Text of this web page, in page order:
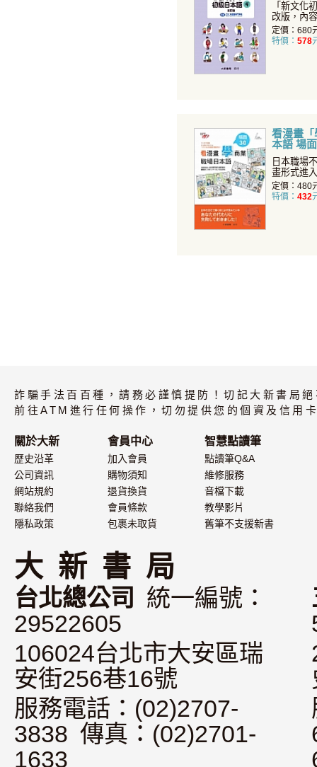
「新文化
改版，內
定生動活
定價：680
特價： 578
看漫畫「
本語 場
日本職場
畫形式進
疑難雜症
定價：480
特價： 432
詐騙手法百百種，請務必謹慎提防！切記大新書局
前往ATM進行任何操作，切勿提供您的個資及信用
關於大新
歷史沿革
公司資訊
網站規約
聯絡我們
隱私政策
會員中心
加入會員
購物須知
退貨換貨
會員條款
包裹未取貨
智慧點讀筆
點讀筆Q&A
維修服務
音檔下載
教學影片
舊筆不支援新書
大 新 書 局
台北總公司
統一編號：
29522605
106024台北市大安區瑞
安街256巷16號
服務電話：(02)2707-
3838 傳真：(02)2701-
1633